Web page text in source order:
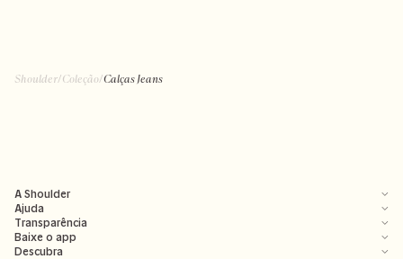
Shoulder/Coleção/Calças Jeans
A Shoulder
Ajuda
Transparência
Baixe o app
Descubra